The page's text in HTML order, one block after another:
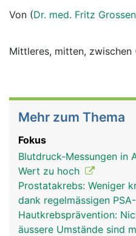
Untersuchungen
News
Von (Dr. med. Fritz
Mittleres, mitten, zwischen
Mehr zum Thema
Fokus
Blutdruck-Messungen in
Wert zu hoch
Prostatakrebs: Weniger
dank regelmässigen
Hautkrebsprävention:
äussere Umstände sind